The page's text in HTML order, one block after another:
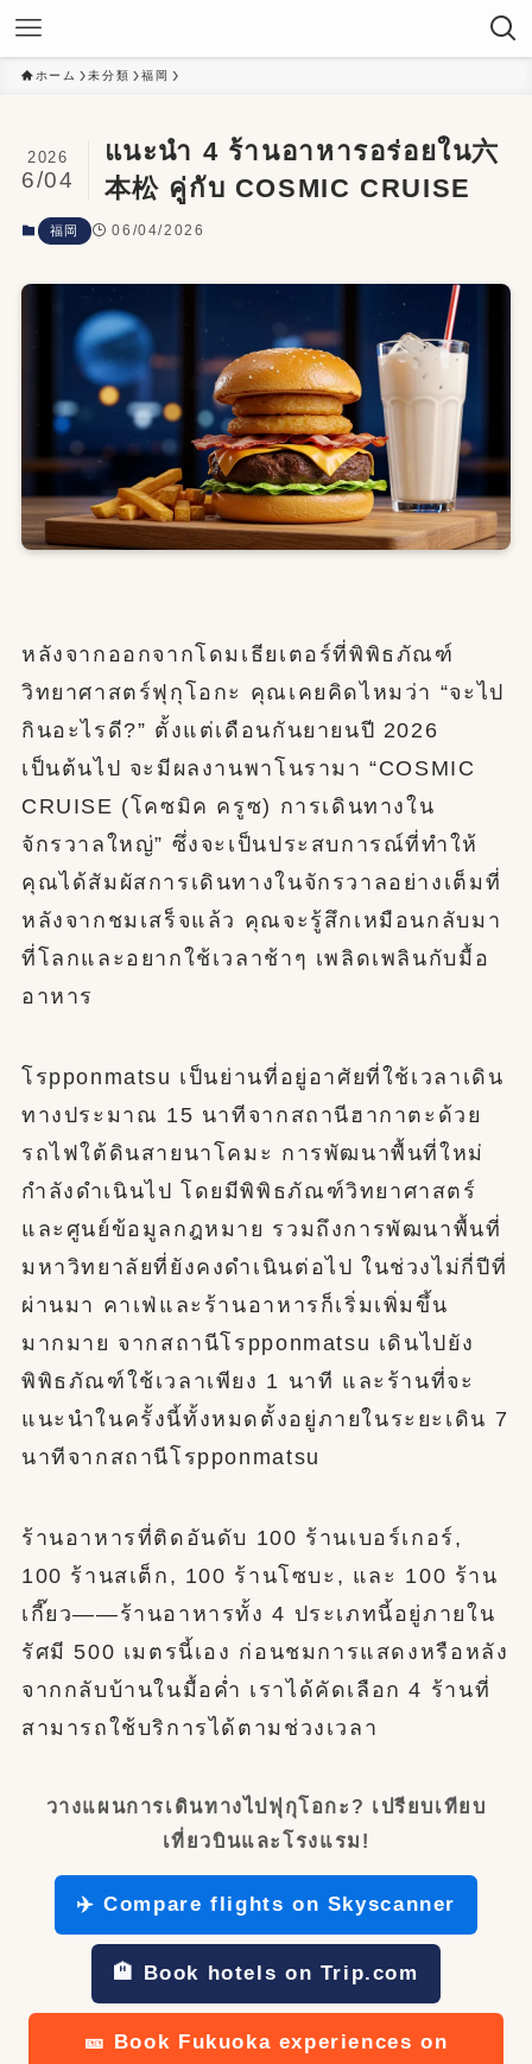
ホーム 未分類 福岡
แนะนำ 4 ร้านอาหารอร่อยใน六
本松 คู่กับ COSMIC CRUISE
2026
6/04
福岡 06/04/2026
หลังจากออกจากโดมเธียเตอร์ที่พิพิธภัณฑ์
วิทยาศาสตร์ฟุกุโอกะ คุณเคยคิดไหมว่า “จะไป
กินอะไรดี?” ตั้งแต่เดือนกันยายนปี 2026
เป็นต้นไป จะมีผลงานพาโนรามา “COSMIC
CRUISE (โคซมิค ครูซ) การเดินทางใน
จักรวาลใหญ่” ซึ่งจะเป็นประสบการณ์ที่ทำให้
คุณได้สัมผัสการเดินทางในจักรวาลอย่างเต็มที่
หลังจากชมเสร็จแล้ว คุณจะรู้สึกเหมือนกลับมา
ที่โลกและอยากใช้เวลาช้าๆ เพลิดเพลินกับมื้อ
อาหาร
โรpponmatsu เป็นย่านที่อยู่อาศัยที่ใช้เวลาเดิน
ทางประมาณ 15 นาทีจากสถานีฮากาตะด้วย
รถไฟใต้ดินสายนาโคมะ การพัฒนาพื้นที่ใหม่
กำลังดำเนินไป โดยมีพิพิธภัณฑ์วิทยาศาสตร์
และศูนย์ข้อมูลกฎหมาย รวมถึงการพัฒนาพื้นที่
มหาวิทยาลัยที่ยังคงดำเนินต่อไป ในช่วงไม่กี่ปีที่
ผ่านมา คาเฟ่และร้านอาหารก็เริ่มเพิ่มขึ้น
มากมาย จากสถานีโรpponmatsu เดินไปยัง
พิพิธภัณฑ์ใช้เวลาเพียง 1 นาที และร้านที่จะ
แนะนำในครั้งนี้ทั้งหมดตั้งอยู่ภายในระยะเดิน 7
นาทีจากสถานีโรpponmatsu
ร้านอาหารที่ติดอันดับ 100 ร้านเบอร์เกอร์,
100 ร้านสเต็ก, 100 ร้านโซบะ, และ 100 ร้าน
เกี๊ยว——ร้านอาหารทั้ง 4 ประเภทนี้อยู่ภายใน
รัศมี 500 เมตรนี้เอง ก่อนชมการแสดงหรือหลัง
จากกลับบ้านในมื้อค่ำ เราได้คัดเลือก 4 ร้านที่
สามารถใช้บริการได้ตามช่วงเวลา
วางแผนการเดินทางไปฟุกุโอกะ? เปรียบเทียบ
เที่ยวบินและโรงแรม!
✈️ Compare flights on Skyscanner
🏨 Book hotels on Trip.com
🎫 Book Fukuoka experiences on